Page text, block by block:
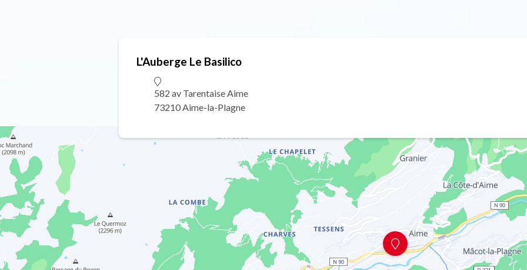
L'Auberge Le Basilico
582 av Tarentaise Aime
73210 Aime-la-Plagne